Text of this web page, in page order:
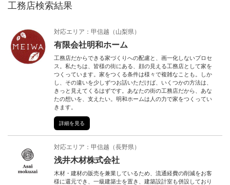
工務店検索結果
対応エリア： 甲信越 （ 山梨県）
有限会社明和ホーム
工務店だからできる家づくりへの配慮と、画一化しないプロセ
ス。私たちは、皆様の街にある、顔の見える工務店として家を
つくっています。家をつくる条件は様々で複雑なことも。しか
し、その違いを少しずつお話いただけば、いくつかの方法は、
きっと見えてくるはずです。あなたの街の工務店だから、あな
たの想いを、支えたい。明和ホームは人の力で家をつくってい
きます。
詳細を見る
対応エリア： 甲信越 （長野県）
浅井木材株式会社
木材・建材の販売を兼業しているため、流通経費の削減をお客
様に還元でき、一級建築士を置き、建築設計室も併設しており